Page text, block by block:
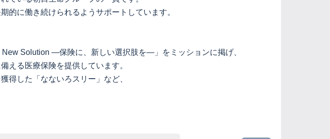
的に働き続けられるようサポートしています。
Solution ―保険に、新しい選択肢を―」をミッションに掲げ、
える医療保険を提供しています。
得した「なないろスリー」など、